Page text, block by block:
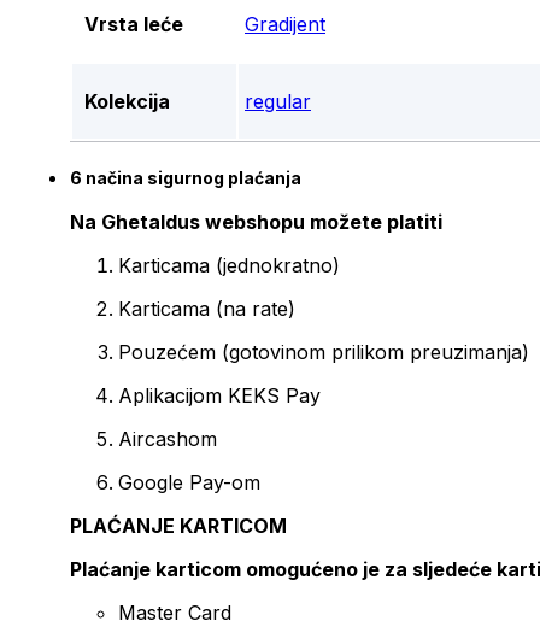
Vrsta leće Gradijent
Kolekcija regular
6 načina sigurnog plaćanja
Na Ghetaldus webshopu možete platiti
Karticama (jednokratno)
Karticama (na rate)
Pouzećem (gotovinom prilikom preuzimanja)
Aplikacijom KEKS Pay
Aircashom
Google Pay-om
PLAĆANJE KARTICOM
Plaćanje karticom omogućeno je za sljedeće
Master Card